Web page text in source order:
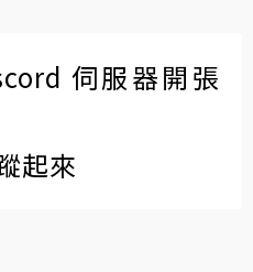
伺服器開張
起來